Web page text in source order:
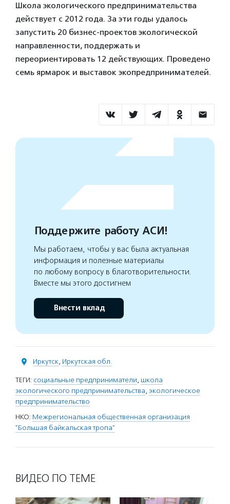
Школа экологического предпринимательства
действует с 2012 года. За эти годы удалось
запустить 20 бизнес-проектов экологической
направленности, поддержать и
переориентировать 12 действующих. Проведено
семь ярмарок и выставок экопредпринимателей.
Поддержите работу АСИ!
Мы работаем, чтобы у вас была актуальная
информация и полезные материалы
по любому вопросу в благотворительности.
Вместе мы этого достигнем
Внести вклад
Иркутск, Иркутская обл.
ТЕГИ: социальные предприниматели, школа
экологического предпринимательства, экологическое
предпринимательство
НКО: Межрегиональная общественная организация
"Большая байкальская тропа"
ВИДЕО ПО ТЕМЕ